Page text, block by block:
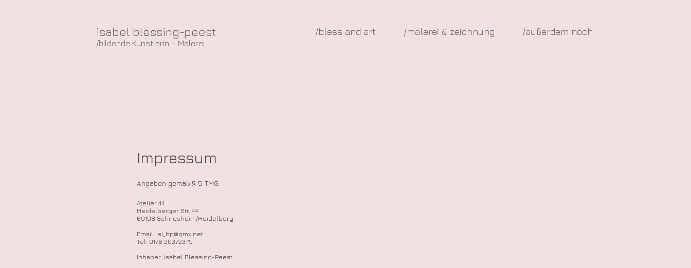
isabel blessing-peest
/bildende Künstlerin – Malerei
/bless and art /malerei & zeichnung /außerdem noch
Impressum
Angaben gemäß § 5 TMG:
Atelier 44
Heidelberger Str. 44
69198 Schriesheim/Heidelberg
Email: isi_bp@gmx.net
Tel: 0176 20372375
Inhaber: Isabel Blessing-Peest